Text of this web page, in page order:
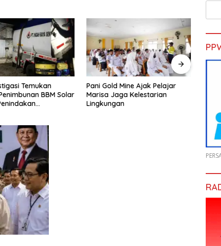
Temukan
BBM Solar
Pani Gold Mine Ajak Pelajar
Marisa Jaga Kelestarian
Lingkungan